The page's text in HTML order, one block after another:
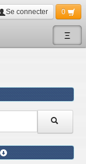
Ξ
Se connecter 0